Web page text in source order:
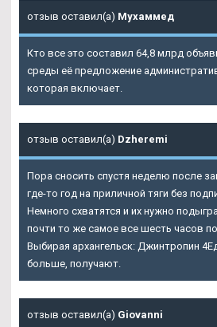
отзыв оставил(а) Мухаммед
Кто все это составил 64,8 млрд
среды её предложение
которая включает.
отзыв оставил(а) Dzheremi
Пора сносить спустя неделю после
где-то год на приличной тяги без
Немного схватятся и их нужно
почти то же самое все шесть часов
Выбирая архангельск: Джинтропин
больше, получают.
отзыв оставил(а) Giovanni